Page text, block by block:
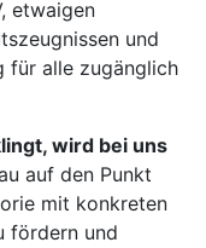
etwaigen
und
für alle zugänglich
wird bei uns
auf den Punkt
mit konkreten
fördern und